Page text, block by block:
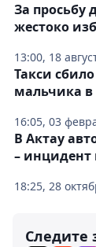
13:00, 18
За просьбу
жестоко
16:05, 03
Такси
мальчика в
18:25, 28
В Актау
– инцидент
Следите